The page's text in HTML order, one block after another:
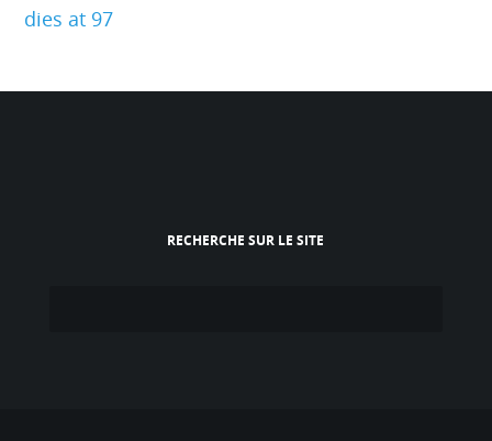
dies at 97
RECHERCHE SUR LE SITE